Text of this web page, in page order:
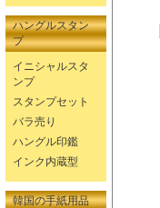
ハングルスタン
プ
イニシャルスタ
ンプ
スタンプセット
バラ売り
ハングル印鑑
インク内蔵型
韓国の手紙用品